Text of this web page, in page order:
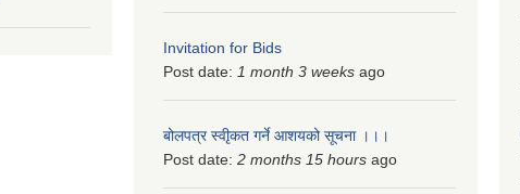
Invitation for Bids
Post date: 1 month 3 weeks ago
बोलपत्र स्वीृकत गर्ने आशयको सूचना ।।।
Post date: 2 months 15 hours ago